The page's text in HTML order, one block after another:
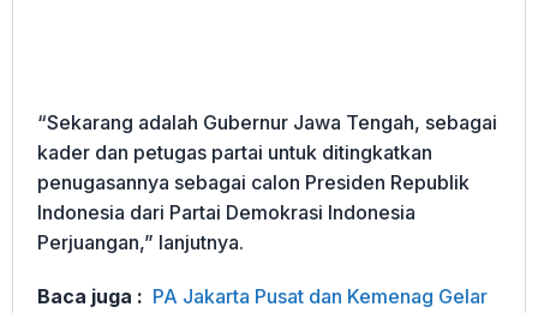
“Sekarang adalah Gubernur Jawa Tengah, sebagai
kader dan petugas partai untuk ditingkatkan
penugasannya sebagai calon Presiden Republik
Indonesia dari Partai Demokrasi Indonesia
Perjuangan,” lanjutnya.
Baca juga : PA Jakarta Pusat dan Kemenag Gelar